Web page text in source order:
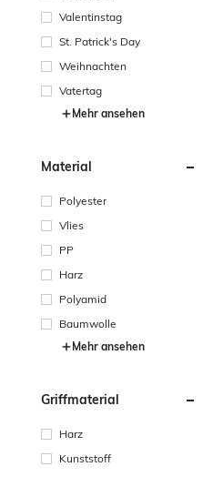
Valentinstag
St. Patrick's Day
Weihnachten
Vatertag
Mehr ansehen
Material
Polyester
Vlies
PP
Harz
Polyamid
Baumwolle
Mehr ansehen
Griffmaterial
Harz
Kunststoff